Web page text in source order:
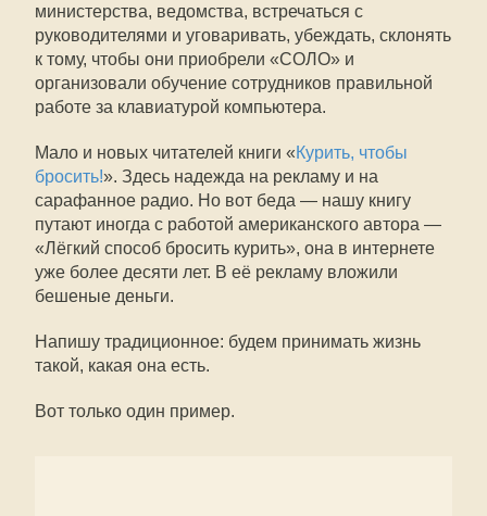
министерства, ведомства, встречаться с
руководителями и уговаривать, убеждать, склонять
к тому, чтобы они приобрели «СОЛО» и
организовали обучение сотрудников правильной
работе за клавиатурой компьютера.
Мало и новых читателей книги «Курить, чтобы
бросить!». Здесь надежда на рекламу и на
сарафанное радио. Но вот беда — нашу книгу
путают иногда с работой американского автора —
«Лёгкий способ бросить курить», она в интернете
уже более десяти лет. В её рекламу вложили
бешеные деньги.
Напишу традиционное: будем принимать жизнь
такой, какая она есть.
Вот только один пример.